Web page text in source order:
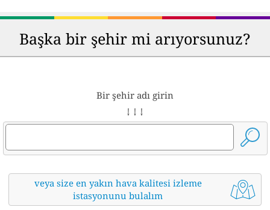
Başka bir şehir mi arıyorsunuz?
Bir şehir adı girin
↓ ↓ ↓
veya size en yakın hava kalitesi izleme
istasyonunu bulalım